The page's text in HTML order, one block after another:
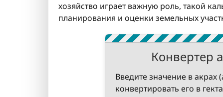
хозяйство играет важную роль, такой
планирования и оценки земельных
Конвертер
Введите значение в
конвертировать его в